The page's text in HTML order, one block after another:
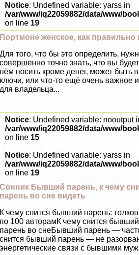
Notice: Undefined variable: yarss in
/var/www/iq22059882/data/www/
on line 19
Портмоне женское, как правильно
Для того, что бы это определить,
совершенно точно знать, что вы
нём носить кроме денег, может быть
ключи, или что-то ещё очень важное
для владельца...
Notice: Undefined variable: nooutput
/var/www/iq22059882/data/www/
on line 15
Notice: Undefined variable: yarss in
/var/www/iq22059882/data/www/
on line 19
Сонник Бывший парень, к чему
парень во сне видеть
К чему снится бывший парень:
по 100 авторамК чему снится бывший
парень во снеБывший парень —
снится бывший парень — не
энергетические связи с бывшими